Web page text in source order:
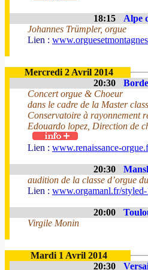
18:15
Alpe
Johannes Trümpler, orgue
Lien :
Mercredi 2 Avril 2014
20:30
Concert orgue & Choeur
dans le cadre de la Master
Conservatoire à rayonnement
Edouardo lopez, Direction de
Lien : www.renaissance-
20:30
audition de la classe d’orgue
Lien : www.orgamanl.fr/
20:00
Virgile Monin
Mardi 1 Avril 2014
20:30